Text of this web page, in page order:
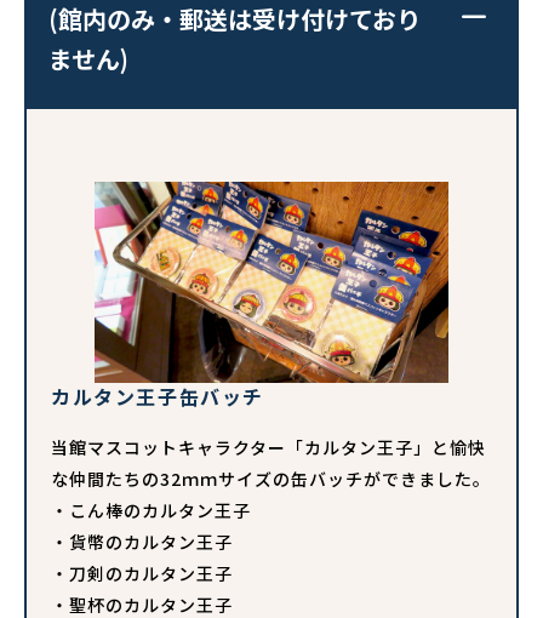
(館内のみ・郵送は受け付けており
ません)
カルタン王子缶バッチ
当館マスコットキャラクター「カルタン王子」と愉快
な仲間たちの32ｍｍサイズの缶バッチができました。
・こん棒のカルタン王子
・貨幣のカルタン王子
・刀剣のカルタン王子
・聖杯のカルタン王子